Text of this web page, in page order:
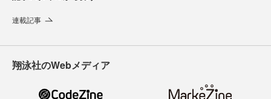
連載記事
翔泳社のWebメディア